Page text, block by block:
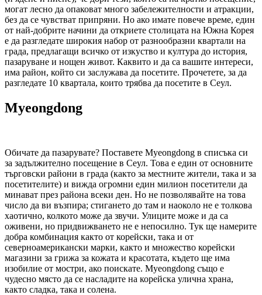
могат лесно да опаковат много забележителности и атракции,
без да се чувстват припряни. Но ако имате повече време, един
от най-добрите начини да откриете столицата на Южна Корея
е да разгледате широкия набор от разнообразни квартали на
града, предлагащи всичко от изкуство и култура до история,
пазаруване и нощен живот. Каквито и да са вашите интереси,
има район, който си заслужава да посетите. Прочетете, за да
разгледате 10 квартала, които трябва да посетите в Сеул.
Myeongdong
Обичате да пазарувате? Поставете Myeongdong в списъка си
за задължително посещение в Сеул. Това е един от основните
търговски райони в града (както за местните жители, така и за
посетителите) и вижда огромни един милион посетители да
минават през района всеки ден. Но не позволявайте на това
число да ви възпира; стигането до там и наоколо не е толкова
хаотично, колкото може да звучи. Улиците може и да са
оживени, но придвижването не е непосилно. Тук ще намерите
добра комбинация както от корейски, така и от
северноамерикански марки, както и множество корейски
магазини за грижа за кожата и красотата, където ще има
изобилие от мостри, ако поискате. Myeongdong също е
чудесно място да се насладите на корейска улична храна,
както сладка, така и солена.